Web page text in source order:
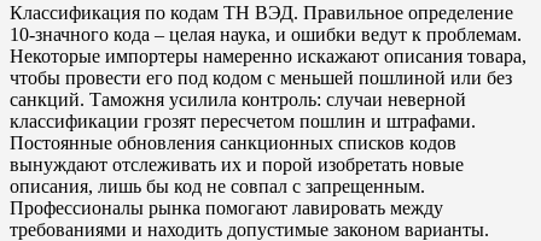
Классификация по кодам ТН ВЭД. Правильное определение
10-значного кода – целая наука, и ошибки ведут к проблемам.
Некоторые импортеры намеренно искажают описания товара,
чтобы провести его под кодом с меньшей пошлиной или без
санкций. Таможня усилила контроль: случаи неверной
классификации грозят пересчетом пошлин и штрафами.
Постоянные обновления санкционных списков кодов
вынуждают отслеживать их и порой изобретать новые
описания, лишь бы код не совпал с запрещенным.
Профессионалы рынка помогают лавировать между
требованиями и находить допустимые законом варианты.